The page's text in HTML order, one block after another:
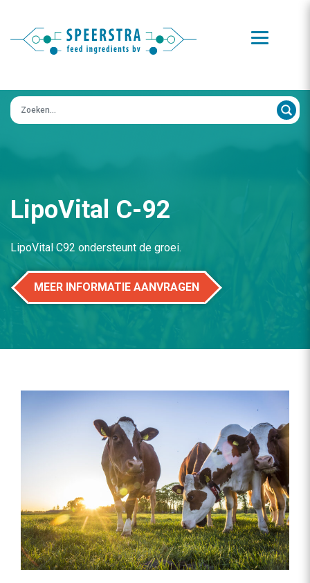
Zoeken op:
LipoVital C-92
LipoVital C92 ondersteunt de groei.
MEER INFORMATIE AANVRAGEN